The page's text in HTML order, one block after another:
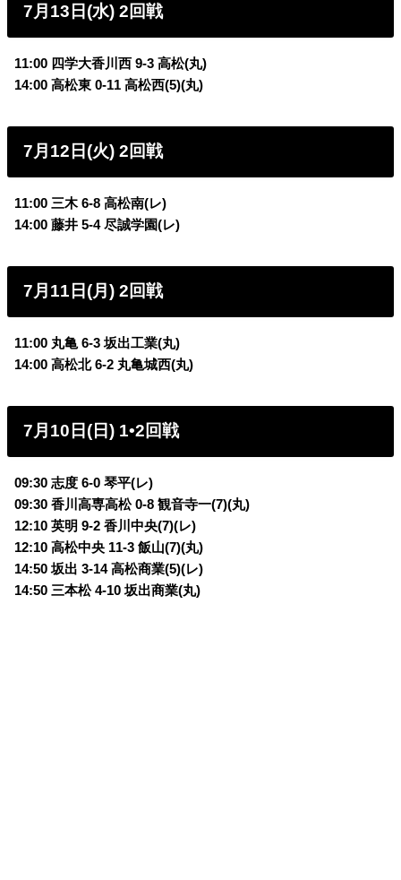
7月13日(水) 2回戦
11:00 四学大香川西 9-3 高松(丸)
14:00 高松東 0-11 高松西(5)(丸)
7月12日(火) 2回戦
11:00 三木 6-8 高松南(レ)
14:00 藤井 5-4 尽誠学園(レ)
7月11日(月) 2回戦
11:00 丸亀 6-3 坂出工業(丸)
14:00 高松北 6-2 丸亀城西(丸)
7月10日(日) 1•2回戦
09:30 志度 6-0 琴平(レ)
09:30 香川高専高松 0-8 観音寺一(7)(丸)
12:10 英明 9-2 香川中央(7)(レ)
12:10 高松中央 11-3 飯山(7)(丸)
14:50 坂出 3-14 高松商業(5)(レ)
14:50 三本松 4-10 坂出商業(丸)